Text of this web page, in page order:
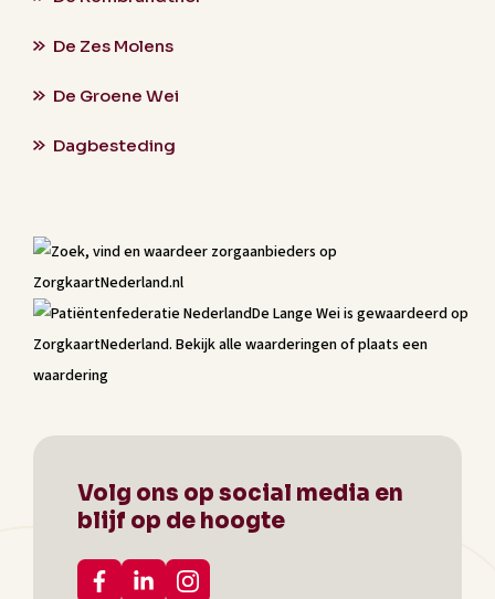
De Zes Molens
De Groene Wei
Dagbesteding
De Lange Weiis gewaardeerd op
ZorgkaartNederland. Bekijk alle waarderingenofplaats een
waardering
Volg ons op social media en
blijf op de hoogte